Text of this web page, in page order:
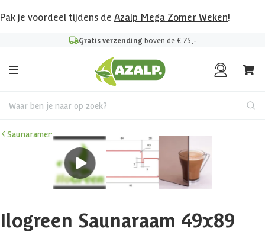
Pak je voordeel tijdens de Azalp Mega Zomer Weken!
Gratis verzending boven de € 75,-
Waar ben je naar op zoek?
Saunaramen
Ilogreen Saunaraam 49x89